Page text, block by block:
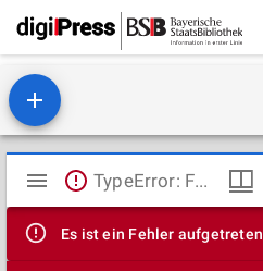
Mirador
Viewer
TypeError: Failed to fetch
Es ist ein Fehler aufgetreten